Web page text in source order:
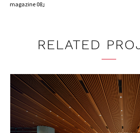
magazine 08」
RELATED